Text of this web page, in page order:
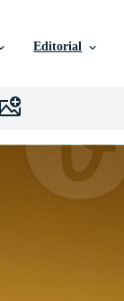
Editorial